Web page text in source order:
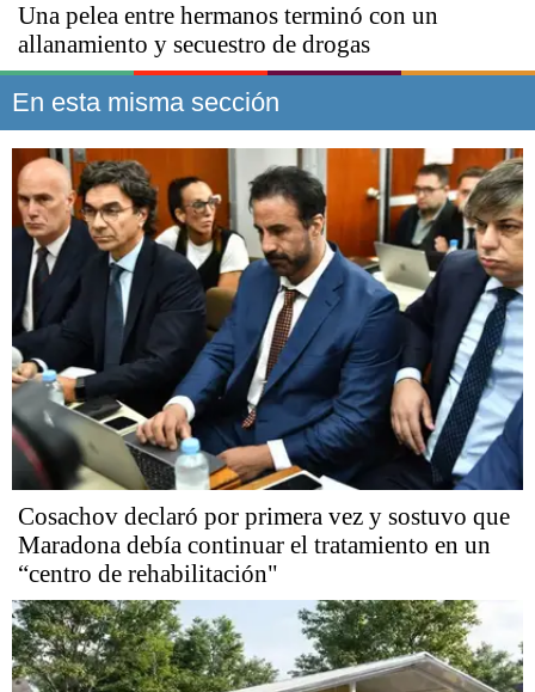
Una pelea entre hermanos terminó con un
allanamiento y secuestro de drogas
En esta misma sección
Cosachov declaró por primera vez y sostuvo que
Maradona debía continuar el tratamiento en un
“centro de rehabilitación"